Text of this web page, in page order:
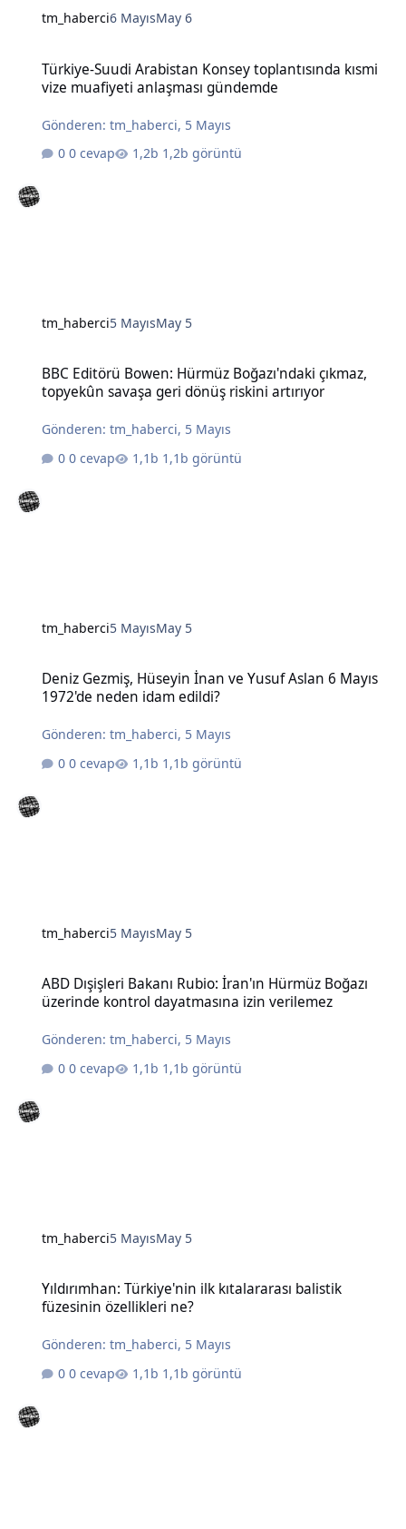
tm_haberci6 MayısMay 6
Türkiye-Suudi Arabistan Konsey toplantısında kısmi
vize muafiyeti anlaşması gündemde
Gönderen:tm_haberci, 5 Mayıs
0 cevap
1,2b görüntü
tm_haberci5 MayısMay 5
BBC Editörü Bowen: Hürmüz Boğazı'ndaki çıkmaz,
topyekûn savaşa geri dönüş riskini artırıyor
Gönderen:tm_haberci, 5 Mayıs
0 cevap
1,1b görüntü
tm_haberci5 MayısMay 5
Deniz Gezmiş, Hüseyin İnan ve Yusuf Aslan 6 Mayıs
1972'de neden idam edildi?
Gönderen:tm_haberci, 5 Mayıs
0 cevap
1,1b görüntü
tm_haberci5 MayısMay 5
ABD Dışişleri Bakanı Rubio: İran'ın Hürmüz Boğazı
üzerinde kontrol dayatmasına izin verilemez
Gönderen:tm_haberci, 5 Mayıs
0 cevap
1,1b görüntü
tm_haberci5 MayısMay 5
Yıldırımhan: Türkiye'nin ilk kıtalararası balistik
füzesinin özellikleri ne?
Gönderen:tm_haberci, 5 Mayıs
0 cevap
1,1b görüntü